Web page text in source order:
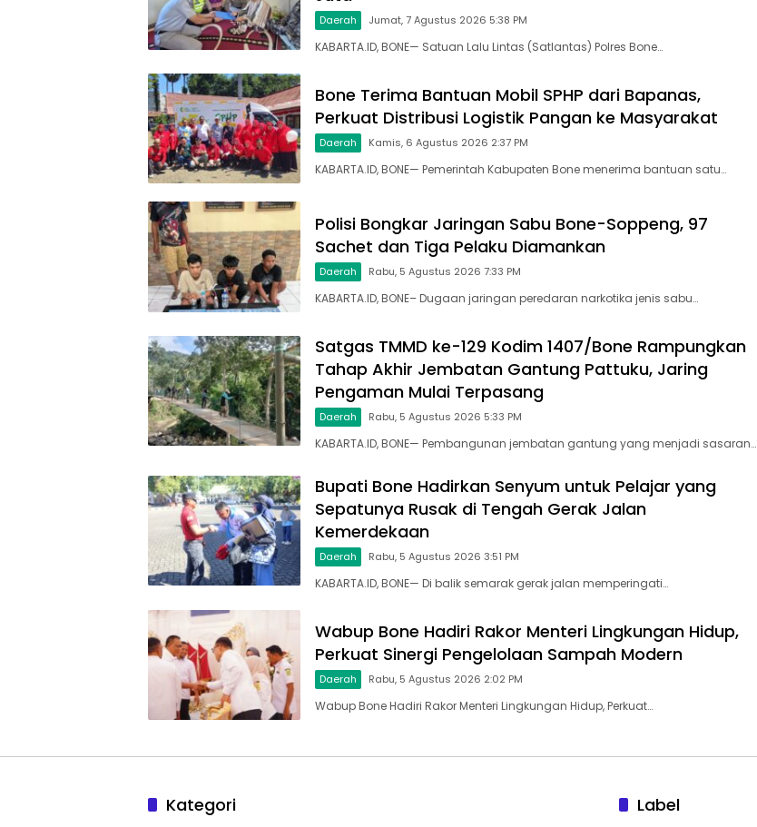
Daerah Jumat, 7 Agustus 2026 5:38 PM
KABARTA.ID, BONE— Satuan Lalu Lintas (Satlantas) Polres Bone…
Bone Terima Bantuan Mobil SPHP dari Bapanas,
Perkuat Distribusi Logistik Pangan ke Masyarakat
Daerah Kamis, 6 Agustus 2026 2:37 PM
KABARTA.ID, BONE— Pemerintah Kabupaten Bone menerima bantuan satu…
Polisi Bongkar Jaringan Sabu Bone-Soppeng, 97
Sachet dan Tiga Pelaku Diamankan
Daerah Rabu, 5 Agustus 2026 7:33 PM
KABARTA.ID, BONE– Dugaan jaringan peredaran narkotika jenis sabu…
Satgas TMMD ke-129 Kodim 1407/Bone Rampungkan
Tahap Akhir Jembatan Gantung Pattuku, Jaring
Pengaman Mulai Terpasang
Daerah Rabu, 5 Agustus 2026 5:33 PM
KABARTA.ID, BONE— Pembangunan jembatan gantung yang menjadi sasaran…
Bupati Bone Hadirkan Senyum untuk Pelajar yang
Sepatunya Rusak di Tengah Gerak Jalan
Kemerdekaan
Daerah Rabu, 5 Agustus 2026 3:51 PM
KABARTA.ID, BONE— Di balik semarak gerak jalan memperingati…
Wabup Bone Hadiri Rakor Menteri Lingkungan Hidup,
Perkuat Sinergi Pengelolaan Sampah Modern
Daerah Rabu, 5 Agustus 2026 2:02 PM
Wabup Bone Hadiri Rakor Menteri Lingkungan Hidup, Perkuat…
Kategori Label